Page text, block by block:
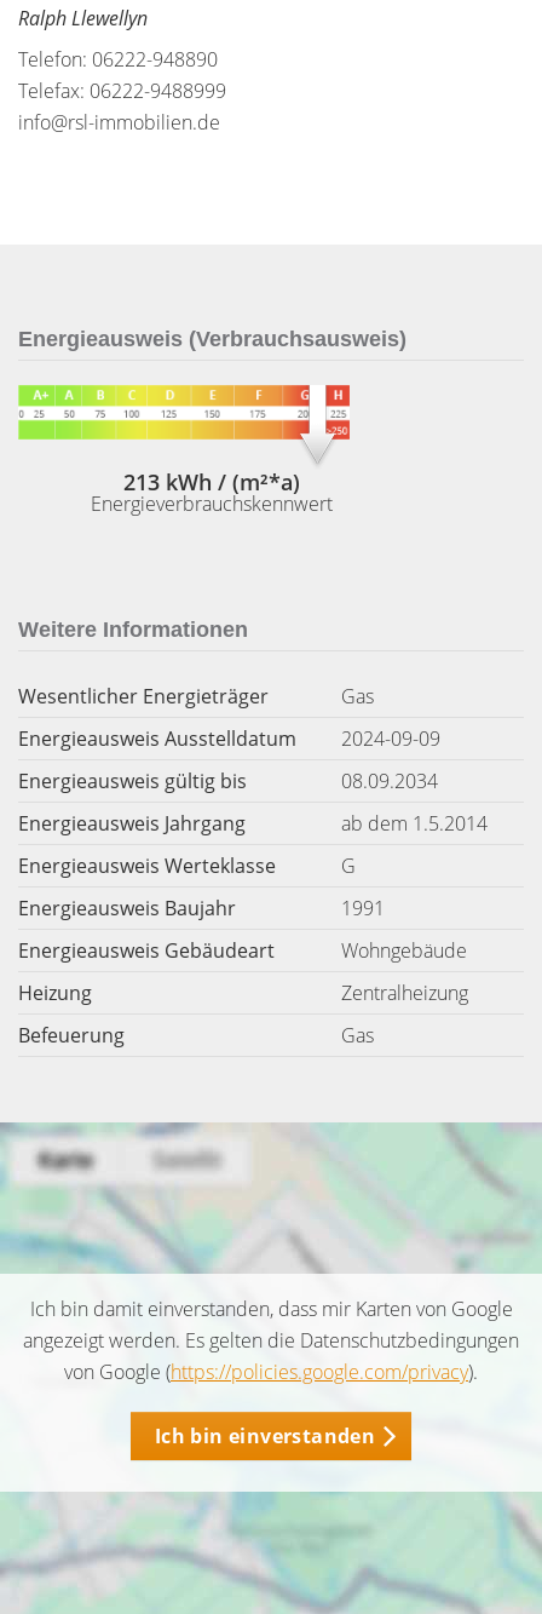
Ralph Llewellyn
Telefon: 06222-948890
Telefax: 06222-9488999
info@rsl-immobilien.de
Energieausweis (Verbrauchsausweis)
213 kWh / (m²*a)
Energieverbrauchskennwert
Weitere Informationen
Wesentlicher Energieträger
Gas
Energieausweis Ausstelldatum
2024-09-09
Energieausweis gültig bis
08.09.2034
Energieausweis Jahrgang
ab dem 1.5.2014
Energieausweis Werteklasse
G
Energieausweis Baujahr
1991
Energieausweis Gebäudeart
Wohngebäude
Heizung
Zentralheizung
Befeuerung
Gas
Ich bin damit einverstanden, dass mir Karten von Google
angezeigt werden. Es gelten die Datenschutzbedingungen
von Google (https://policies.google.com/privacy).
Ich bin einverstanden